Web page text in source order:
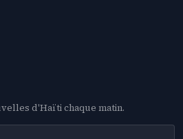
d'Haïti chaque matin.